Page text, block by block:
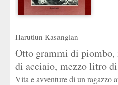
Harutiun Kasangian
Otto grammi di piombo,
di acciaio, mezzo litro
Vita e avventure di un ragazzo